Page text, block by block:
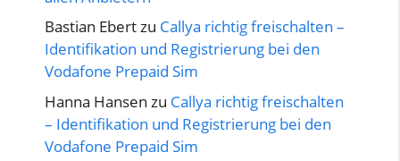
Bastian Ebertzu Callya richtig freischalten –
Identifikation und Registrierung bei den
Vodafone Prepaid Sim
Hanna Hansen zu Callya richtig freischalten
– Identifikation und Registrierung bei den
Vodafone Prepaid Sim